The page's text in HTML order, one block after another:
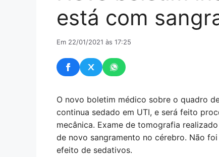
está com
Em 22/01/2021 às 17:25
O novo boletim médico sobre o quadro
continua sedado em UTI, e será feito
mecânica. Exame de tomografia
de novo sangramento no cérebro. Não
efeito de sedativos.